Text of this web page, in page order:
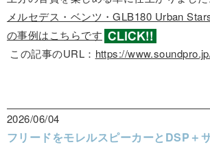
メルセデス・ベンツ・GLB180 Urban
の事例はこちらです
この記事のURL： https://
2026/06/04
フリードをモレルスピーカーとDSP＋